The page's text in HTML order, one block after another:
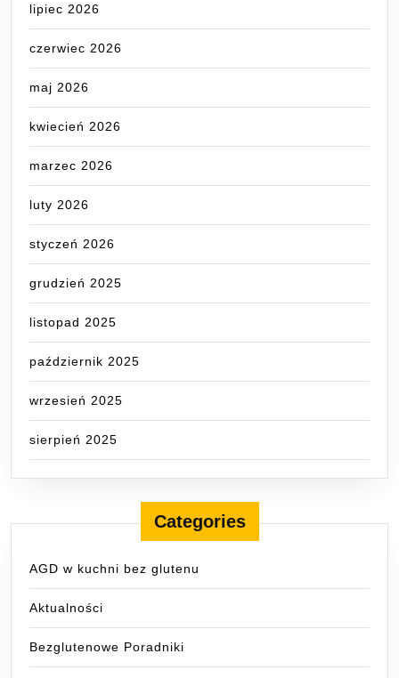
lipiec 2026
czerwiec 2026
maj 2026
kwiecień 2026
marzec 2026
luty 2026
styczeń 2026
grudzień 2025
listopad 2025
październik 2025
wrzesień 2025
sierpień 2025
Categories
AGD w kuchni bez glutenu
Aktualności
Bezglutenowe Poradniki